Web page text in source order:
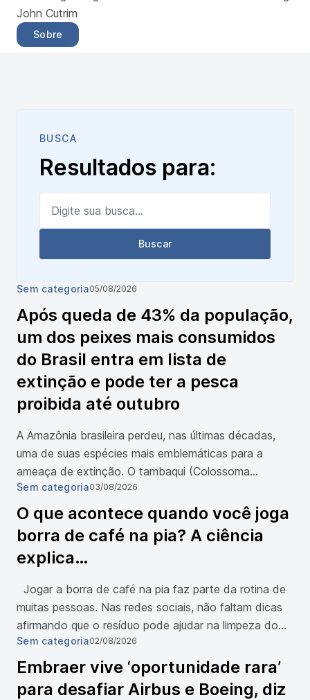
John Cutrim
Sobre
BUSCA
Resultados para:
Buscar
Sem categoria05/08/2026
Após queda de 43% da população,
um dos peixes mais consumidos
do Brasil entra em lista de
extinção e pode ter a pesca
proibida até outubro
A Amazônia brasileira perdeu, nas últimas décadas,
uma de suas espécies mais emblemáticas para a
ameaça de extinção. O tambaqui (Colossoma
macropomum), amplamente consumido na região
Norte e conhecido também como pacu e gamitana,
integra agora a lista de aniamis ameaçados do país. A
publicação, feita em 27 de abril pelo Ministério do
Meio Ambiente […]
Sem categoria03/08/2026
O que acontece quando você joga
borra de café na pia? A ciência
explica…
Jogar a borra de café na pia faz parte da rotina de
muitas pessoas. Nas redes sociais, não faltam dicas
afirmando que o resíduo pode ajudar na limpeza do
encanamento. Antes de seguir esse conselho, porém,
vale entender como a borra se comporta e o que
dizem especialistas sobre o assunto. O que você […]
Sem categoria02/08/2026
Embraer vive ‘oportunidade rara’
para desafiar Airbus e Boeing, diz